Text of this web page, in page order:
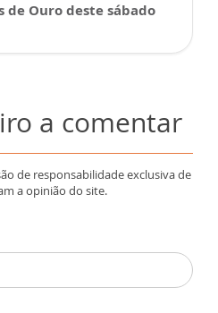
de Ouro deste sábado
a comentar
de responsabilidade exclusiva de
a opinião do site.